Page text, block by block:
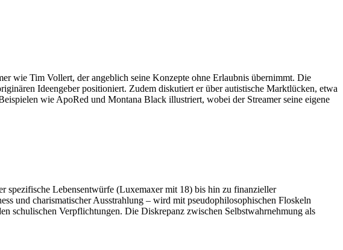
wie Tim Vollert, der angeblich seine Konzepte ohne Erlaubnis übernimmt. Die
Ideengeber positioniert. Zudem diskutiert er über autistische Marktlücken, etwa
wie ApoRed und Montana Black illustriert, wobei der Streamer seine eigene
spezifische Lebensentwürfe (Luxemaxer mit 18) bis hin zu finanzieller
und charismatischer Ausstrahlung – wird mit pseudophilosophischen Floskeln
schulischen Verpflichtungen. Die Diskrepanz zwischen Selbstwahrnehmung als